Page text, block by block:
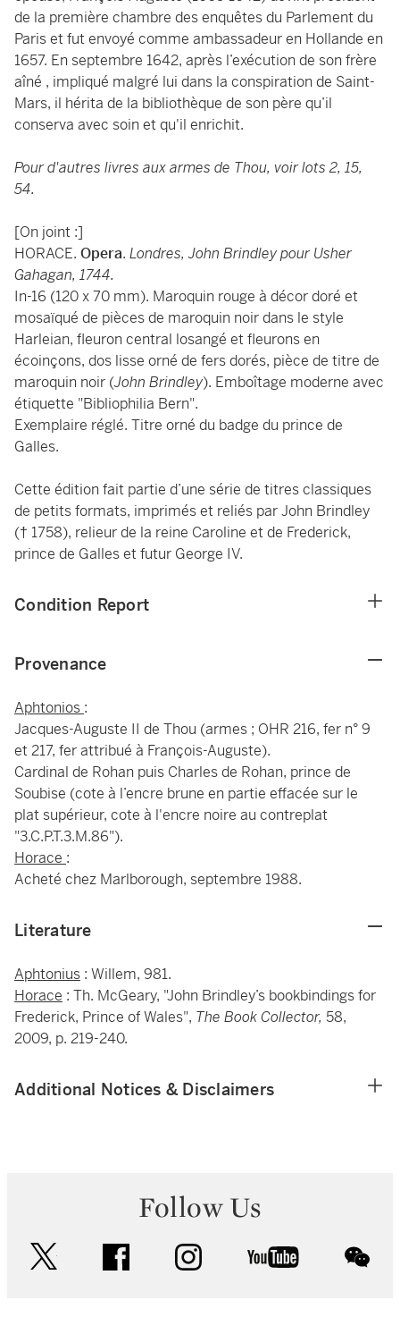
de la première chambre des enquêtes du Parlement du
Paris et fut envoyé comme ambassadeur en Hollande en
1657. En septembre 1642, après l’exécution de son frère
aîné , impliqué malgré lui dans la conspiration de Saint-
Mars, il hérita de la bibliothèque de son père qu’il
conserva avec soin et qu'il enrichit.
Pour d'autres livres aux armes de Thou, voir lots 2, 15,
54.
[On joint :]
HORACE. Opera. Londres, John Brindley pour Usher
Gahagan, 1744.
In-16 (120 x 70 mm). Maroquin rouge à décor doré et
mosaïqué de pièces de maroquin noir dans le style
Harleian, fleuron central losangé et fleurons en
écoinçons, dos lisse orné de fers dorés, pièce de titre de
maroquin noir (John Brindley). Emboîtage moderne avec
étiquette "Bibliophilia Bern".
Exemplaire réglé. Titre orné du badge du prince de
Galles.
Cette édition fait partie d’une série de titres classiques
de petits formats, imprimés et reliés par John Brindley
(† 1758), relieur de la reine Caroline et de Frederick,
prince de Galles et futur George IV.
Condition Report
Provenance
Aphtonios :
Jacques-Auguste II de Thou (armes ; OHR 216, fer n° 9
et 217, fer attribué à François-Auguste).
Cardinal de Rohan puis Charles de Rohan, prince de
Soubise (cote à l’encre brune en partie effacée sur le
plat supérieur, cote à l'encre noire au contreplat
"3.C.P.T.3.M.86").
Horace :
Acheté chez Marlborough, septembre 1988.
Literature
Aphtonius : Willem, 981.
Horace : Th. McGeary, "John Brindley’s bookbindings for
Frederick, Prince of Wales", The Book Collector, 58,
2009, p. 219-240.
Additional Notices & Disclaimers
Follow Us
facebook instagram youtube